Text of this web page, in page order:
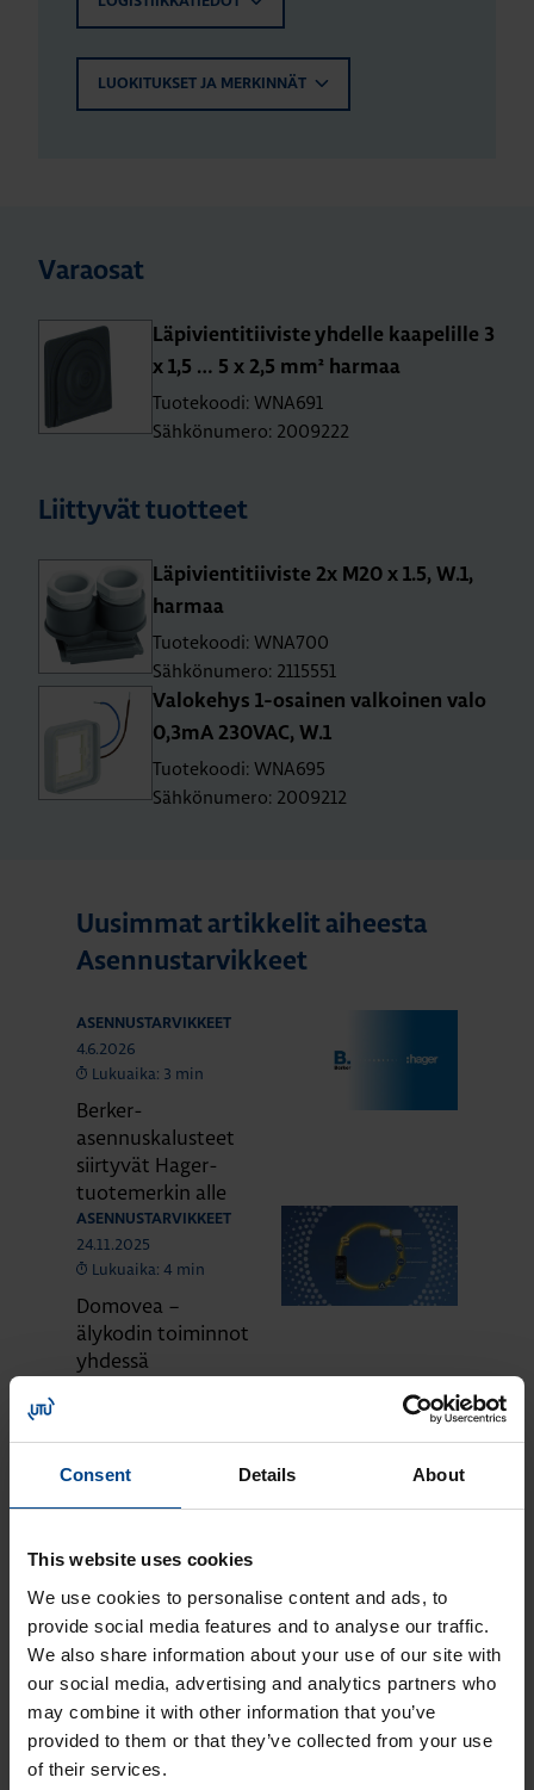
Consent Details About
This website uses cookies
We use cookies to personalise content and ads, to
provide social media features and to analyse our traffic.
We also share information about your use of our site with
our social media, advertising and analytics partners who
may combine it with other information that you’ve
provided to them or that they’ve collected from your use
of their services.
LUOKITUKSET JA MERKINNÄT
Varaosat
Lä­pi­vien­ti­tii­vis­te yh­del­le kaa­pe­lil­le 3
x 1,5 … 5 x 2,5 mm² har­maa
Tuotekoodi: WNA691
Sähkönumero: 2009222
Liittyvät tuotteet
Lä­pi­vien­ti­tii­vis­te 2x M20 x 1.5, W.1,
har­maa
Tuotekoodi: WNA700
Sähkönumero: 2115551
Va­lo­ke­hys 1-osai­nen val­koi­nen valo
0,3mA 230­VAC, W.1
Tuotekoodi: WNA695
Sähkönumero: 2009212
Uusimmat artikkelit aiheesta
Asennustarvikkeet
ASENNUSTARVIKKEET
4.6.2026
Lukuaika: 3 min
Berker-
asennuskalusteet
siirtyvät Hager-
tuotemerkin alle
ASENNUSTARVIKKEET
24.11.2025
Lukuaika: 4 min
Domovea –
älykodin toiminnot
yhdessä
24.11.2025
Lukuaika: 3 min
Matter – uusi
ASENNUSTARVIKKEET
Lukuaika: 3 min
Uuden sukupolven
domovea Plus
korvaa domovea
V1:n